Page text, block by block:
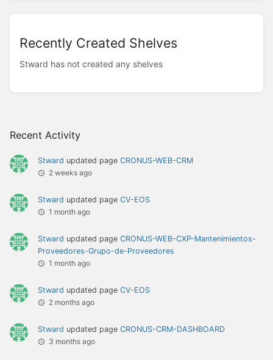
Recent Activity
Stward updated page CRONUS-WEB-CRM
2 weeks ago
Stward updated page CV-EOS
1 month ago
Stward updated page CRONUS-WEB-CXP-Mantenimientos-
Proveedores-Grupo-de-Proveedores
1 month ago
Stward updated page CV-EOS
2 months ago
Stward updated page CRONUS-CRM-DASHBOARD
3 months ago
Recently Created Shelves
Stward has not created any shelves